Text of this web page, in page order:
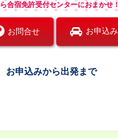
合宿免許受付センターにおまかせ！
お問合せ お申込み
お申込みから出発まで